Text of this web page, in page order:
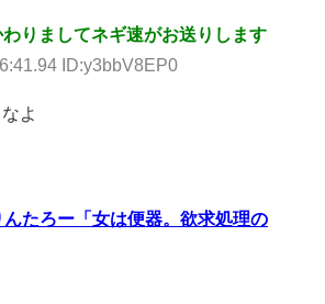
りましてネギ速がお送りします
ID:y3bbV8EP0
よ
んたろー「女は便器。欲求処理の